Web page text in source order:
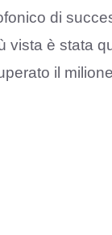
di
vista è stata
il